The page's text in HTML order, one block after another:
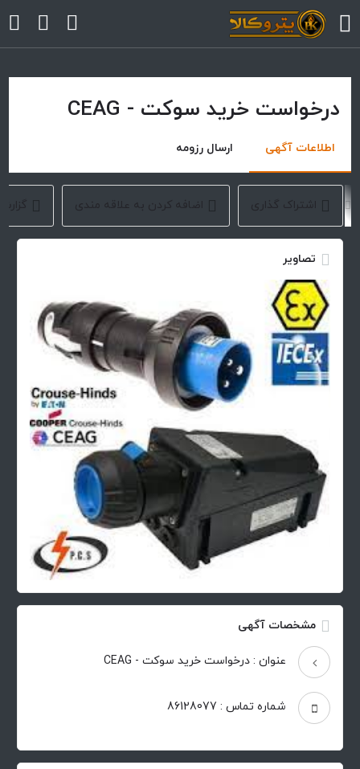
درخواست خرید سوکت - CEAG
اطلاعات آگهی ارسال رزومه
اشتراک گذاری اضافه کردن به علاقه مندی
تصاویر
مشخصات آگهی
عنوان : درخواست خرید سوکت - CEAG
شماره تماس : 86128077